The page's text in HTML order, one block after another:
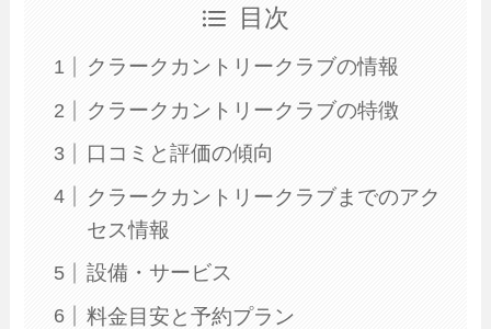
目次
クラークカントリークラブの情報
クラークカントリークラブの特徴
口コミと評価の傾向
クラークカントリークラブまでのアク
セス情報
設備・サービス
料金目安と予約プラン